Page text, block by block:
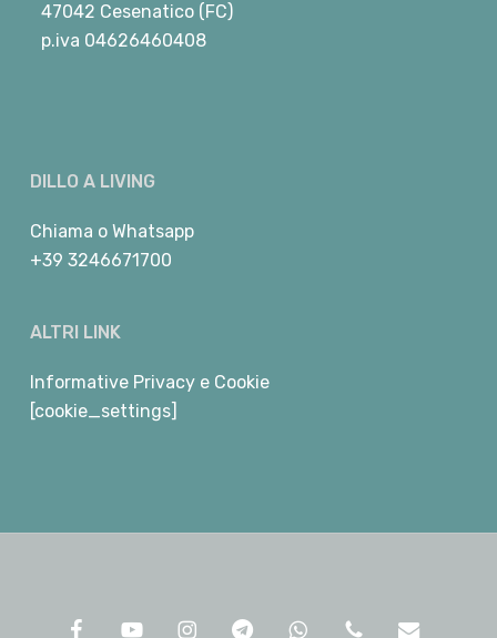
47042 Cesenatico (FC)
p.iva 04626460408
DILLO A LIVING
Chiama o Whatsapp
+39 3246671700
ALTRI LINK
Informative Privacy e Cookie
[cookie_settings]
facebookyoutubeinstagramtelegramwhatsappphone email